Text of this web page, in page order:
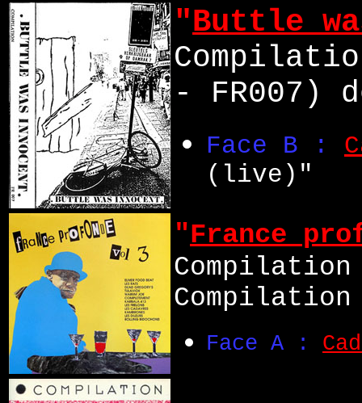
"Buttle
- FR007)
Face B :
(live)"
"France
Compilation
Face A :